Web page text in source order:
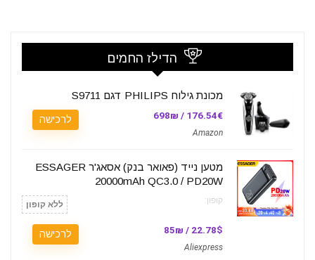
הדילז החמים
מכונת גילוח PHILIPS דגם S9711
176.54€ / 698₪
Amazon
לרכישה
מטען נייד (פאואר בנק) אסאג'ר ESSAGER
20000mAh QC3.0 / PD20W
קופון: ללא קופון
22.78$ / 85₪
Aliexpress
לרכישה